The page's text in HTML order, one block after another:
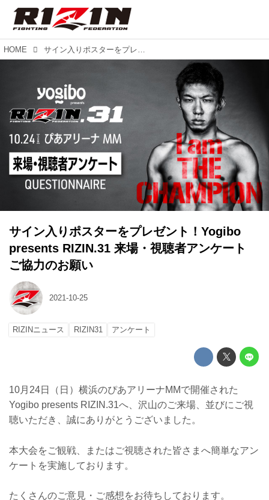
HOME サイン入りポスターをプレゼント！Yogibo presents RIZIN.31 来場・視聴者アンケート ご協力のお願い
サイン入りポスターをプレゼント！Yogibo
presents RIZIN.31 来場・視聴者アンケート
ご協力のお願い
2021-10-25
RIZINニュース RIZIN31 アンケート
10月24日（日）横浜のぴあアリーナMMで開催された
Yogibo presents RIZIN.31へ、沢山のご来場、並びにご視
聴いただき、誠にありがとうございました。
本大会をご観戦、またはご視聴された皆さまへ簡単なアン
ケートを実施しております。
たくさんのご意見・ご感想をお待ちしております。